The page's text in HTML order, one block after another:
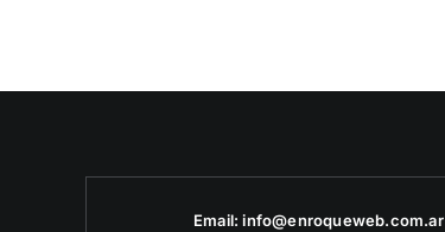
Email:info@enroqueweb.com.ar